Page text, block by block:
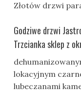
Złotów drzwi
Godziwe drzwi
Trzcianka sklep z
lokacyjnym
lubeczanami